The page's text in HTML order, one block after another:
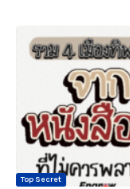
Top Secret